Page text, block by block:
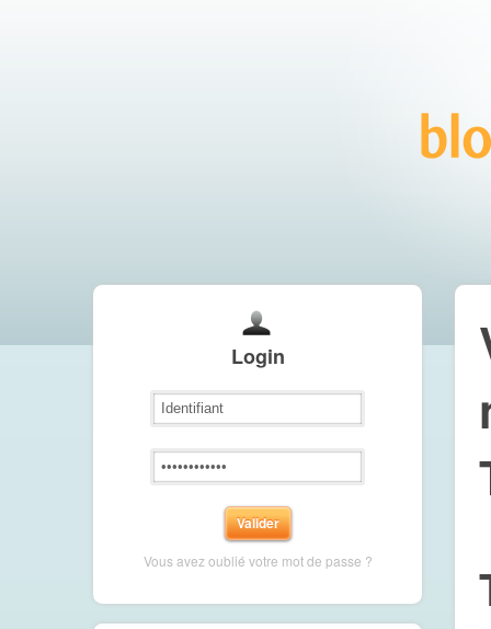
Login
Vous avez oublié votre mot de passe ?